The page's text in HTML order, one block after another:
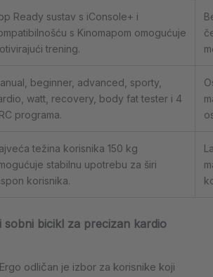
Ready sustav s iConsole+ i
s Kinomapom omogućuje
trening.
beginner, advanced, sporty,
watt, recovery, body fat tester i 4
programa.
težina korisnika 150 kg
stabilnu upotrebu za širi
korisnika.
sobni bicikl za precizan kardio
odličan je izbor za korisnike koji